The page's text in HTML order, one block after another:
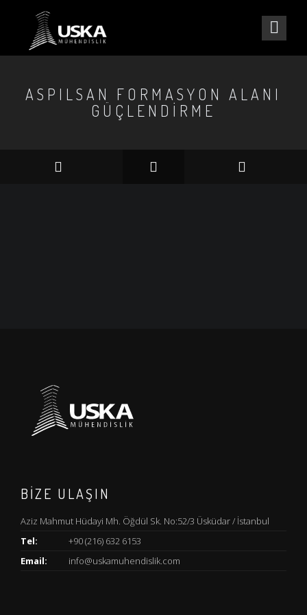
ASPILSAN FORMASYON ALANI
GÜÇLENDIRME
BİZE ULAŞIN
Aziz Mahmut Hüdayi Mh. Öğdül Sk. No:52/3 Üsküdar / İstanbul
Tel:
+90 (216) 632 6153
Email:
info@uskamuhendislik.com